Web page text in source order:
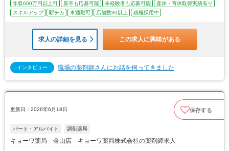
年収600万円以上可 新卒も応募可能 未経験者も応募可能
産休・育休取得実績有り
スキルアップ
駅チカ 車通勤可 店舗数30以上 積極採用中
求人の詳細を見る この求人に興味がある
インタビュー 職場の薬剤師さんにお話を伺ってきました
更新日：2026年6月18日 保存する
パート・アルバイト 調剤薬局
キョーワ薬局 金山店 キョーワ薬局株式会社の薬剤師求人